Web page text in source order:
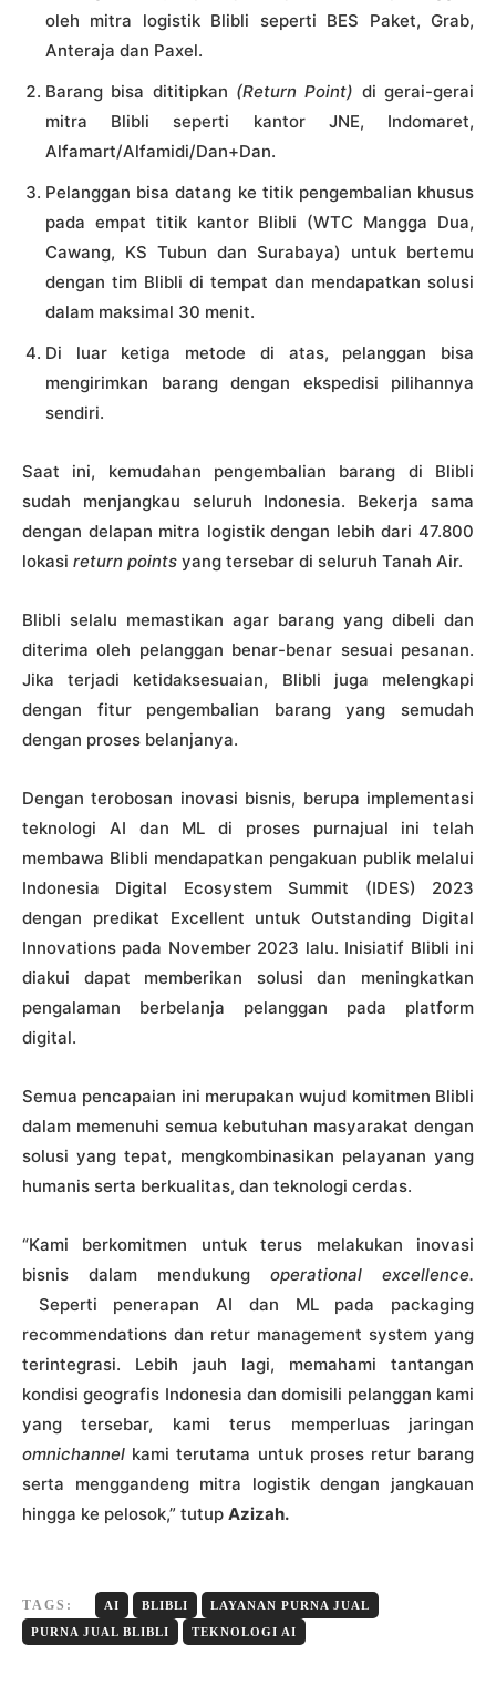
oleh mitra logistik Blibli seperti BES Paket, Grab,
Anteraja dan Paxel.
Barang bisa dititipkan (Return Point) di gerai-gerai
mitra Blibli seperti kantor JNE, Indomaret,
Alfamart/Alfamidi/Dan+Dan.
Pelanggan bisa datang ke titik pengembalian khusus
pada empat titik kantor Blibli (WTC Mangga Dua,
Cawang, KS Tubun dan Surabaya) untuk bertemu
dengan tim Blibli di tempat dan mendapatkan solusi
dalam maksimal 30 menit.
Di luar ketiga metode di atas, pelanggan bisa
mengirimkan barang dengan ekspedisi pilihannya
sendiri.
Saat ini, kemudahan pengembalian barang di Blibli
sudah menjangkau seluruh Indonesia. Bekerja sama
dengan delapan mitra logistik dengan lebih dari 47.800
lokasi return points yang tersebar di seluruh Tanah Air.
Blibli selalu memastikan agar barang yang dibeli dan
diterima oleh pelanggan benar-benar sesuai pesanan.
Jika terjadi ketidaksesuaian, Blibli juga melengkapi
dengan fitur pengembalian barang yang semudah
dengan proses belanjanya.
Dengan terobosan inovasi bisnis, berupa implementasi
teknologi AI dan ML di proses purnajual ini telah
membawa Blibli mendapatkan pengakuan publik melalui
Indonesia Digital Ecosystem Summit (IDES) 2023
dengan predikat Excellent untuk Outstanding Digital
Innovations pada November 2023 lalu. Inisiatif Blibli ini
diakui dapat memberikan solusi dan meningkatkan
pengalaman berbelanja pelanggan pada platform
digital.
Semua pencapaian ini merupakan wujud komitmen Blibli
dalam memenuhi semua kebutuhan masyarakat dengan
solusi yang tepat, mengkombinasikan pelayanan yang
humanis serta berkualitas, dan teknologi cerdas.
“Kami berkomitmen untuk terus melakukan inovasi
bisnis dalam mendukung operational excellence.
Seperti penerapan AI dan ML pada packaging
recommendations dan retur management system yang
terintegrasi. Lebih jauh lagi, memahami tantangan
kondisi geografis Indonesia dan domisili pelanggan kami
yang tersebar, kami terus memperluas jaringan
omnichannel kami terutama untuk proses retur barang
serta menggandeng mitra logistik dengan jangkauan
hingga ke pelosok,” tutup Azizah.
TAGS: AI BLIBLI
LAYANAN PURNA JUAL
PURNA JUAL BLIBLI
TEKNOLOGI AI